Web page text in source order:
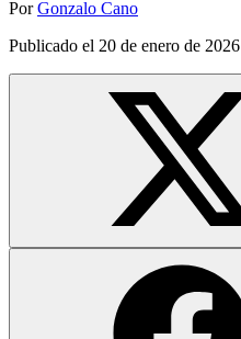
Por Gonzalo Cano
Publicado el 20 de enero de 2026